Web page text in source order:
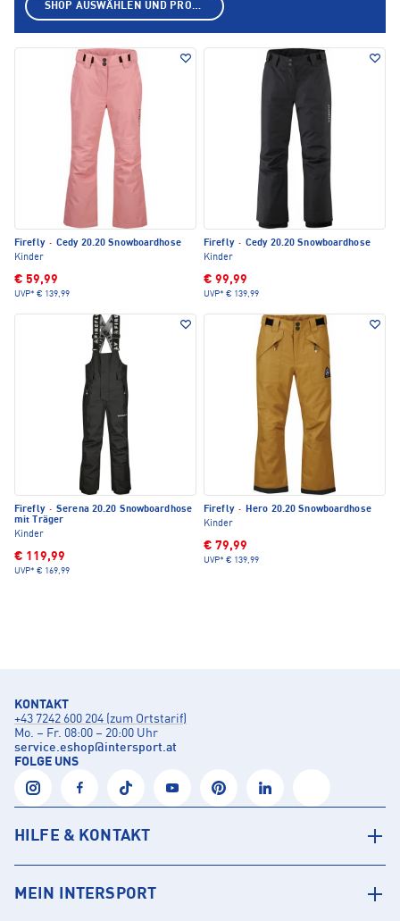
Firefly · Cedy 20.20 Snowboardhose
Kinder
€ 59,99
UVP* € 139,99
Firefly · Cedy 20.20 Snowboardhose
Kinder
€ 99,99
UVP* € 139,99
Firefly · Serena 20.20 Snowboardhose
mit Träger
Kinder
€ 119,99
UVP* € 169,99
Firefly · Hero 20.20 Snowboardhose
Kinder
€ 79,99
UVP* € 139,99
SHOP AUSWÄHLEN UND PRODUKTE ANZEIGEN
KONTAKT
+43 7242 600 204 (zum Ortstarif)
Mo. – Fr. 08:00 – 20:00 Uhr
service.eshop@intersport.at
FOLGE UNS
HILFE & KONTAKT
MEIN INTERSPORT